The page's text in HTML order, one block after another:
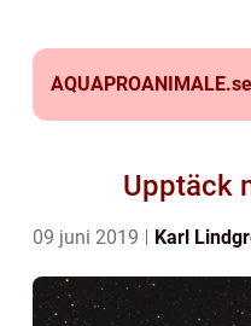
AQUAPROANIMALE.se
Upptäck
09 juni 2019 Karl